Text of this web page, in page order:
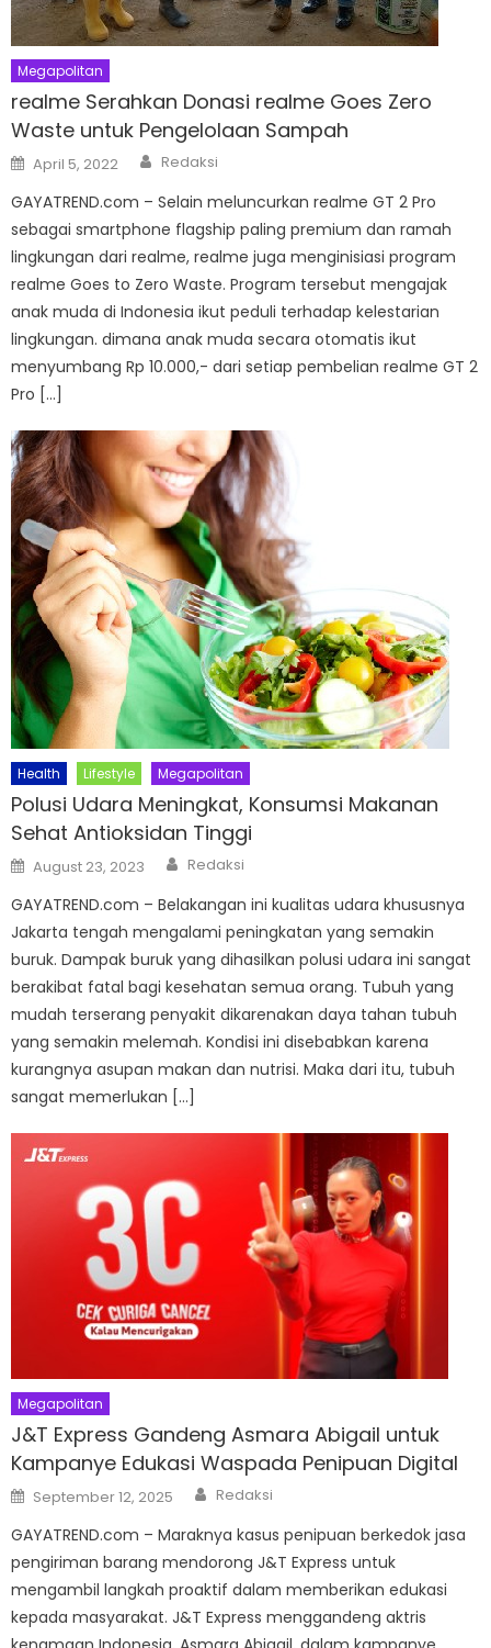
Megapolitan
realme Serahkan Donasi realme Goes Zero
Waste untuk Pengelolaan Sampah
Posted
on
April 5, 2022 Author
Redaksi
GAYATREND.com – Selain meluncurkan realme GT 2 Pro
sebagai smartphone flagship paling premium dan ramah
lingkungan dari realme, realme juga menginisiasi program
realme Goes to Zero Waste. Program tersebut mengajak
anak muda di Indonesia ikut peduli terhadap kelestarian
lingkungan. dimana anak muda secara otomatis ikut
menyumbang Rp 10.000,- dari setiap pembelian realme GT 2
Pro […]
Health Lifestyle Megapolitan
Polusi Udara Meningkat, Konsumsi Makanan
Sehat Antioksidan Tinggi
Posted
on
August 23, 2023 Author
Redaksi
GAYATREND.com – Belakangan ini kualitas udara khususnya
Jakarta tengah mengalami peningkatan yang semakin
buruk. Dampak buruk yang dihasilkan polusi udara ini sangat
berakibat fatal bagi kesehatan semua orang. Tubuh yang
mudah terserang penyakit dikarenakan daya tahan tubuh
yang semakin melemah. Kondisi ini disebabkan karena
kurangnya asupan makan dan nutrisi. Maka dari itu, tubuh
sangat memerlukan […]
Megapolitan
J&T Express Gandeng Asmara Abigail untuk
Kampanye Edukasi Waspada Penipuan Digital
Posted
on
September 12, 2025 Author
Redaksi
GAYATREND.com – Maraknya kasus penipuan berkedok jasa
pengiriman barang mendorong J&T Express untuk
mengambil langkah proaktif dalam memberikan edukasi
kepada masyarakat. J&T Express menggandeng aktris